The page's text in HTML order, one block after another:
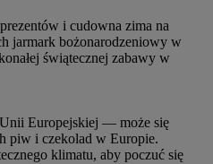
i cudowna zima na
jarmark bożonarodzeniowy w
świątecznej zabawy w
Europejskiej — może się
piw i czekolad w Europie.
klimatu, aby poczuć się